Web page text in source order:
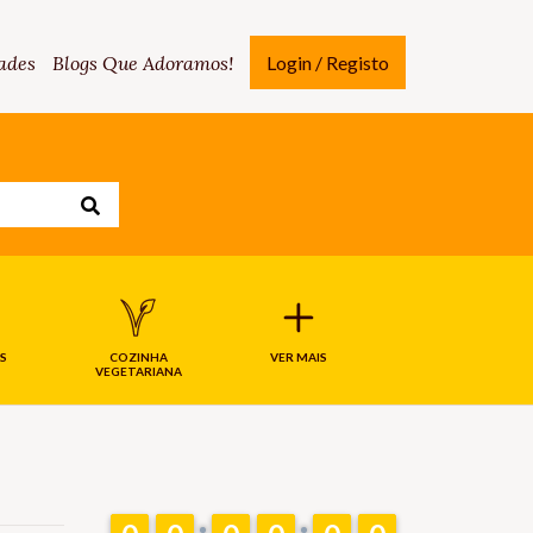
Blogs Que Adoramos! Login / Registo
COZINHA
VEGETARIANA
VER MAIS